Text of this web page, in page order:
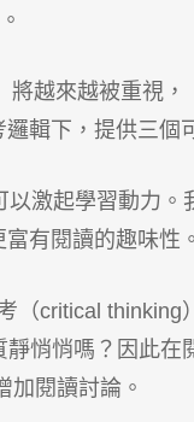
越來越被重視
輯下，提供三個
激起學習動力。
有閱讀的趣味性。
（critical thinking
悄悄嗎？因此在
加閱讀討論。